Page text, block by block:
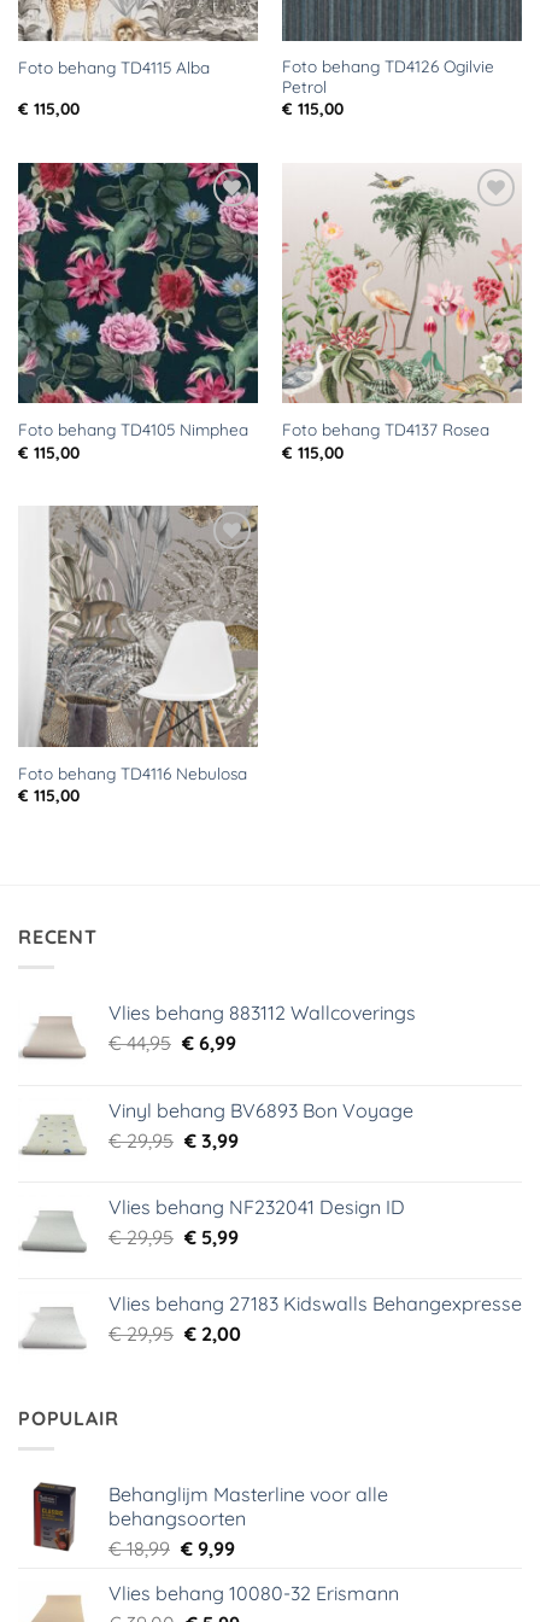
Foto behang TD4115 Alba
€ 115,00
Foto behang TD4126 Ogilvie
Petrol
€ 115,00
Toevoegen
aan
verlanglijst
Foto behang TD4105 Nimphea
€ 115,00
Toevoegen
aan
verlanglijst
Foto behang TD4137 Rosea
€ 115,00
Toevoegen
aan
verlanglijst
Foto behang TD4116 Nebulosa
€ 115,00
RECENT
Vlies behang 883112 Wallcoverings
€44,95 Oorspronkelijke
€ 44,95.
€6,99Huidige
€ 6,99.
Vinyl behang BV6893 Bon Voyage
€29,95 Oorspronkelijke
€ 29,95.
€3,99Huidige
€ 3,99.
Vlies behang NF232041 Design ID
€29,95 Oorspronkelijke
€ 29,95.
€5,99Huidige
€ 5,99.
Vlies behang 27183 Kidswalls Behangexpresse
€29,95 Oorspronkelijke
€2,00Huidige
POPULAIR
Behanglijm Masterline voor alle
behangsoorten
€18,99 Oorspronkelijke
was:
€9,99Huidige
is:
Vlies behang 10080-32 Erismann